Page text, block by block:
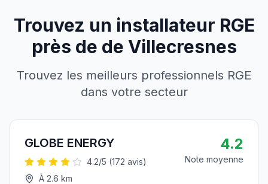
Trouvez un installateur RGE
près de de Villecresnes
Trouvez les meilleurs professionnels RGE
dans votre secteur
GLOBE ENERGY
4.2/5 (172 avis)
À 2.6 km
4.2
Note moyenne